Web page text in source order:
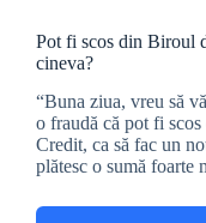
Pot fi scos din Biroul
cineva?
“Buna ziua, vreu să
o fraudă că pot fi
Credit, ca să fac un
plătesc o sumă